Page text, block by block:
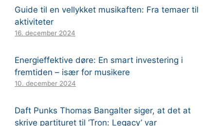
Guide til en vellykket musikaften: Fra temaer til
aktiviteter
16. december 2024
Energieffektive døre: En smart investering i
fremtiden – især for musikere
10. december 2024
Daft Punks Thomas Bangalter siger, at det at
skrive partituret til ‘Tron: Legacy’ var